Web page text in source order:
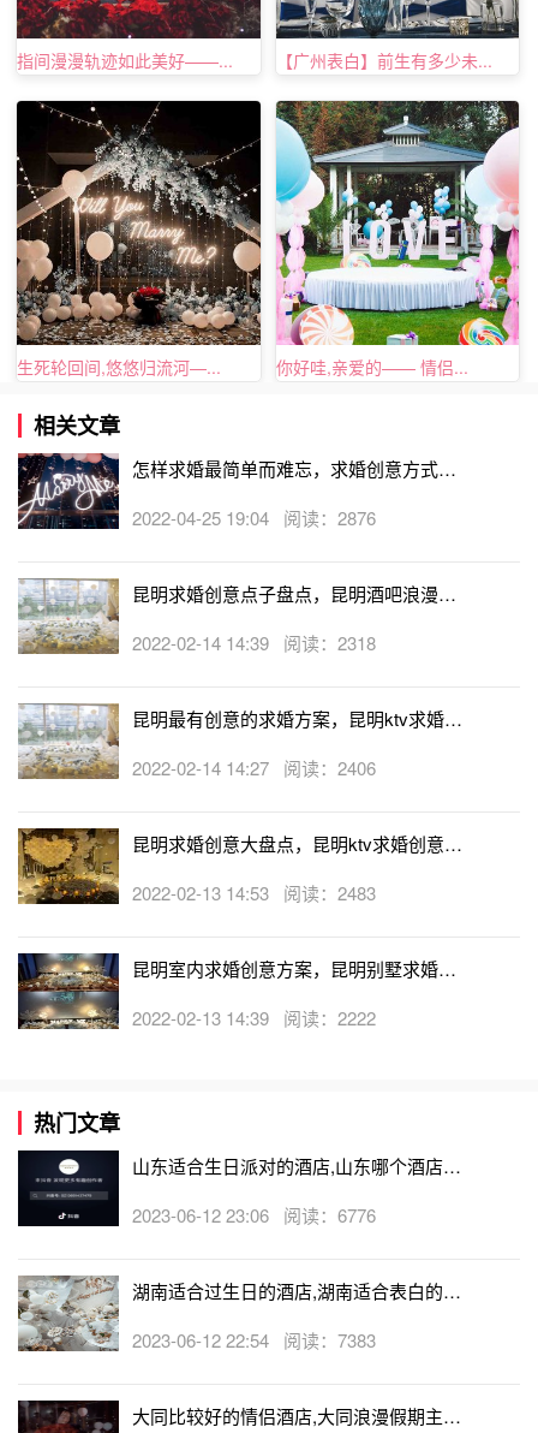
指间漫漫轨迹如此美好——... 【广州表白】前生有多少未...
生死轮回间,悠悠归流河—... 你好哇,亲爱的—— 情侣...
相关文章
怎样求婚最简单而难忘，求婚创意方式大
2022-04-25 19:04 阅读：2876
昆明求婚创意点子盘点，昆明酒吧浪漫求
2022-02-14 14:39 阅读：2318
昆明最有创意的求婚方案，昆明ktv求婚创
2022-02-14 14:27 阅读：2406
昆明求婚创意大盘点，昆明ktv求婚创意方
2022-02-13 14:53 阅读：2483
昆明室内求婚创意方案，昆明别墅求婚策
2022-02-13 14:39 阅读：2222
热门文章
山东适合生日派对的酒店,山东哪个酒店有
2023-06-12 23:06 阅读：6776
湖南适合过生日的酒店,湖南适合表白的酒
2023-06-12 22:54 阅读：7383
大同比较好的情侣酒店,大同浪漫假期主题